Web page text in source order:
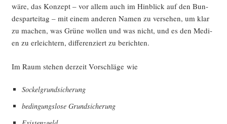
wäre, das Kon­zept – vor allem auch im Hin­blick auf den Bun­
des­par­tei­tag – mit einem ande­ren Namen zu ver­se­hen, um klar
zu machen, was Grü­ne wol­len und was nicht, und es den Medi­
en zu erleich­tern, dif­fe­ren­ziert zu berichten.
Im Raum ste­hen der­zeit Vor­schlä­ge wie
Sockel­grund­si­che­rung
bedin­gungs­lo­se Grundsicherung